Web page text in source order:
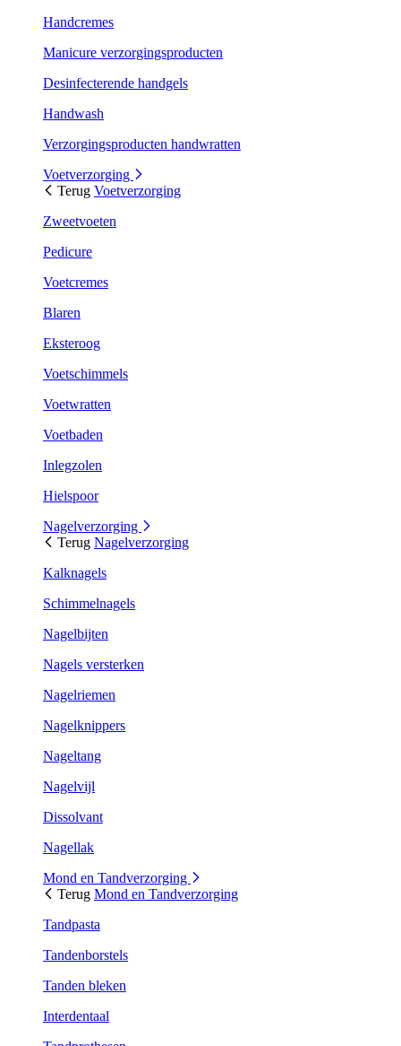
Handcremes
Manicure verzorgingsproducten
Desinfecterende handgels
Handwash
Verzorgingsproducten handwratten
Voetverzorging
Terug Voetverzorging
Zweetvoeten
Pedicure
Voetcremes
Blaren
Eksteroog
Voetschimmels
Voetwratten
Voetbaden
Inlegzolen
Hielspoor
Nagelverzorging
Terug Nagelverzorging
Kalknagels
Schimmelnagels
Nagelbijten
Nagels versterken
Nagelriemen
Nagelknippers
Nageltang
Nagelvijl
Dissolvant
Nagellak
Mond en Tandverzorging
Terug Mond en Tandverzorging
Tandpasta
Tandenborstels
Tanden bleken
Interdentaal